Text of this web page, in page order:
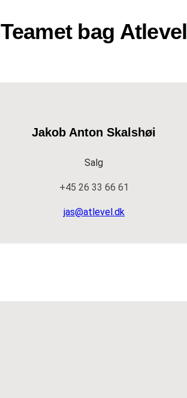
e
Teamet bag Atlevel
Jakob Anton Skalshøi
Salg
+45 26 33 66 61
jas@atlevel.dk